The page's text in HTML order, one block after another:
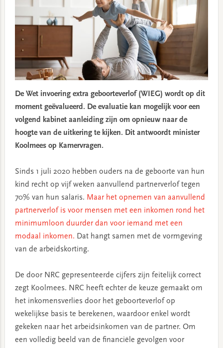
De Wet invoering extra geboorteverlof (WIEG) wordt op dit
moment geëvalueerd. De evaluatie kan mogelijk voor een
volgend kabinet aanleiding zijn om opnieuw naar de
hoogte van de uitkering te kijken. Dit antwoordt minister
Koolmees op Kamervragen.
Sinds 1 juli 2020 hebben ouders na de geboorte van hun
kind recht op vijf weken aanvullend partnerverlof tegen
70% van hun salaris. Maar het opnemen van aanvullend
partnerverlof is voor mensen met een inkomen rond het
minimumloon duurder dan voor iemand met een
modaal inkomen. Dat hangt samen met de vormgeving
van de arbeidskorting.
De door NRC gepresenteerde cijfers zijn feitelijk correct
zegt Koolmees. NRC heeft echter de keuze gemaakt om
het inkomensverlies door het geboorteverlof op
wekelijkse basis te berekenen, waardoor enkel wordt
gekeken naar het arbeidsinkomen van de partner. Om
een volledig beeld van de financiële gevolgen voor